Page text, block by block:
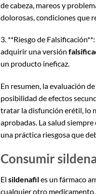
de cabeza, mareos y
dolorosas, condiciones que
3. **Riesgo de
adquirir una versión
un producto ineficaz.
En resumen, la evaluación
posibilidad de efectos
tratar la disfunción erétil, lo
aprobadas. La salud
una práctica riesgosa que
Consumir
El sildenafiles un fármaco
cualquier otro